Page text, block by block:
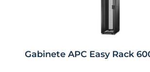
Gabinete APC Easy Rack